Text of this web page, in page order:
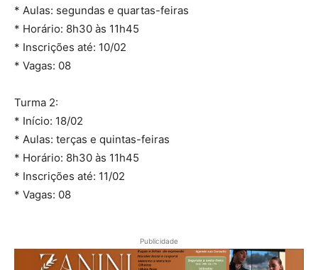
* Aulas: segundas e quartas-feiras
* Horário: 8h30 às 11h45
* Inscrições até: 10/02
* Vagas: 08
Turma 2:
* Início: 18/02
* Aulas: terças e quintas-feiras
* Horário: 8h30 às 11h45
* Inscrições até: 11/02
* Vagas: 08
Publicidade